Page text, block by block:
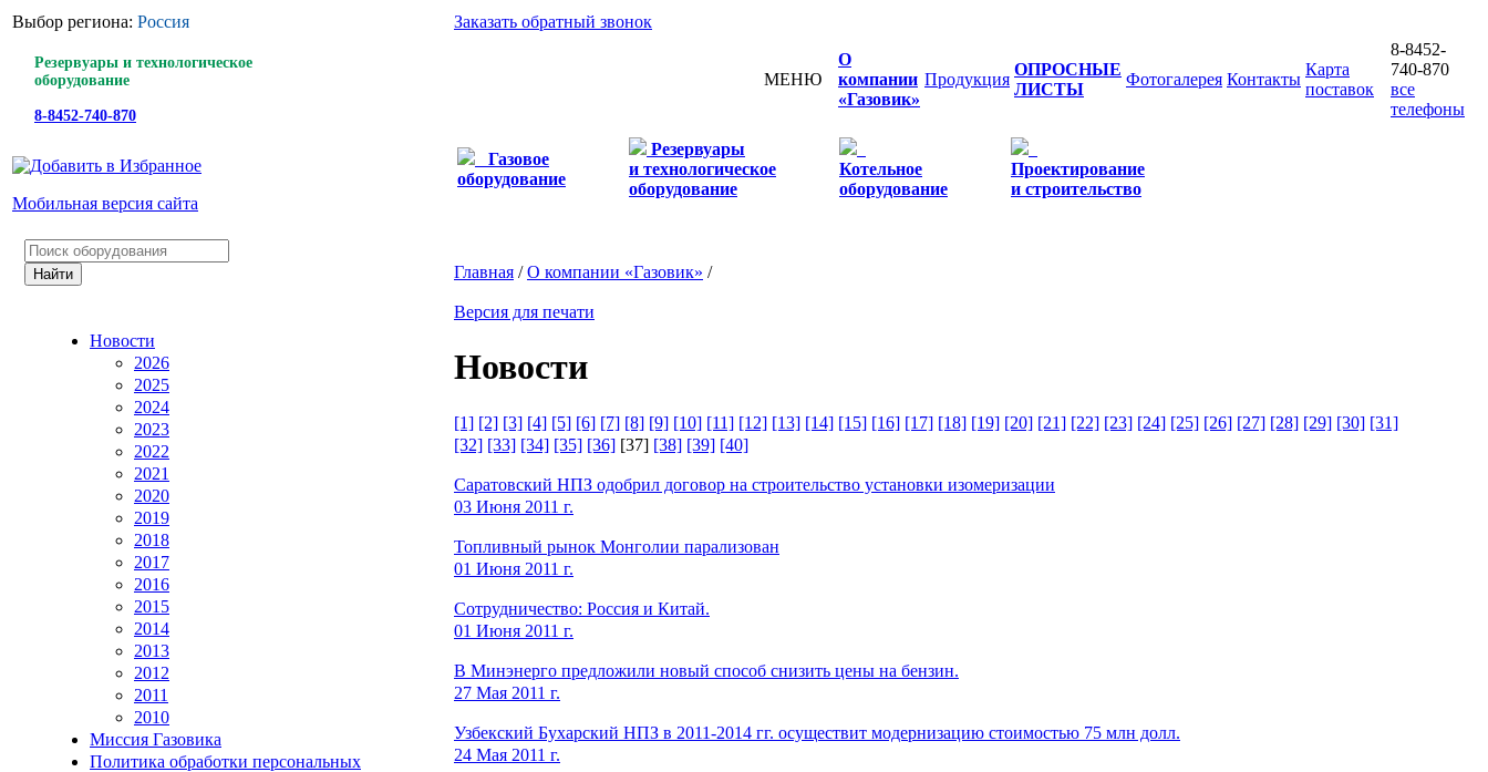
Выбор региона: Россия
Резервуары и технологическое
оборудование
8-8452-740-870
Мобильная версия сайта
Заказать обратный звонок
МЕНЮ
О
компании
«Газовик»
Продукция
ОПРОСНЫЕ
ЛИСТЫ
Фотогалерея Контакты
Карта
поставок
8-8452-
740-870
все
телефоны
Газовое
оборудование
Резервуары
и технологическое
оборудование
Котельное
оборудование
Проектирование
и строительство
Новости
2026
2025
2024
2023
2022
2021
2020
2019
2018
2017
2016
2015
2014
2013
2012
2011
2010
Миссия Газовика
Политика обработки персональных
Главная /О компании «Газовик» /
Версия для печати
Новости
[1] [2] [3] [4] [5] [6] [7] [8] [9] [10] [11] [12] [13] [14] [15] [16] [17] [18] [19] [20] [21] [22] [23] [24] [25] [26] [27] [28] [29] [30] [31]
[32] [33] [34] [35] [36] [37] [38] [39] [40]
Саратовский НПЗ одобрил договор на строительство установки изомеризации
03 Июня 2011 г.
Топливный рынок Монголии парализован
01 Июня 2011 г.
Сотрудничество: Россия и Китай.
01 Июня 2011 г.
В Минэнерго предложили новый способ снизить цены на бензин.
27 Мая 2011 г.
Узбекский Бухарский НПЗ в 2011-2014 гг. осуществит модернизацию стоимостью 75 млн долл.
24 Мая 2011 г.